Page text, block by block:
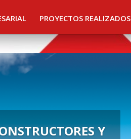
PROYECTOS REALIZADOS
Y